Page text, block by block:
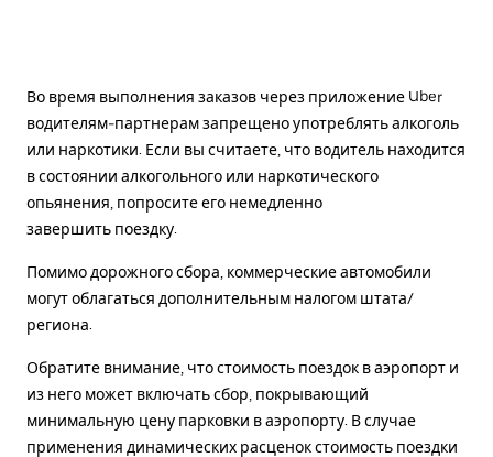
Во время выполнения заказов через приложение Uber
водителям-партнерам запрещено употреблять алкоголь
или наркотики. Если вы считаете, что водитель находится
в состоянии алкогольного или наркотического
опьянения, попросите его немедленно
завершить поездку.
Помимо дорожного сбора, коммерческие автомобили
могут облагаться дополнительным налогом штата/
региона.
Обратите внимание, что стоимость поездок в аэропорт и
из него может включать сбор, покрывающий
минимальную цену парковки в аэропорту. В случае
применения динамических расценок стоимость поездки